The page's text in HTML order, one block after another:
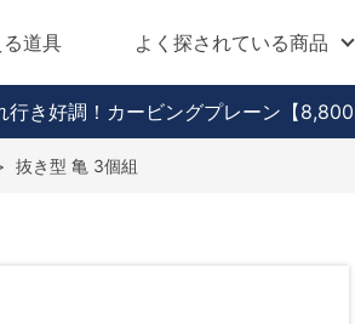
道具 よく探されている商品
行き好調！カービングプレーン 【8,800
抜き型 亀 3個組